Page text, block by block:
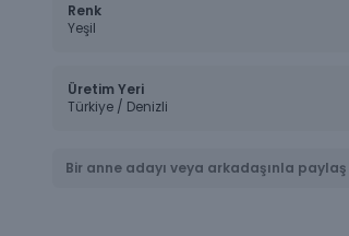
Renk
Yeşil
Üretim Yeri
Türkiye / Denizli
Bir anne adayı veya arkadaşınla paylaş